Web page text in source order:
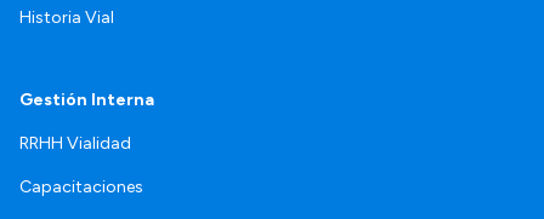
Historia Vial
Gestión Interna
RRHH Vialidad
Capacitaciones